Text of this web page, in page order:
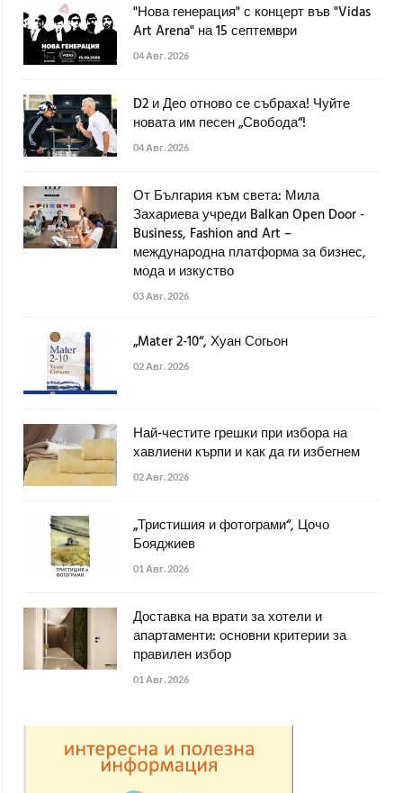
"Нова генерация" с концерт във "Vidas
Art Arena" на 15 септември
04 Авг. 2026
D2 и Део отново се събраха! Чуйте
новата им песен „Свобода“!
04 Авг. 2026
От България към света: Мила
Захариева учреди Balkan Open Door -
Business, Fashion and Art –
международна платформа за бизнес,
мода и изкуство
03 Авг. 2026
„Mater 2-10“, Хуан Согьон
02 Авг. 2026
Най-честите грешки при избора на
хавлиени кърпи и как да ги избегнем
02 Авг. 2026
„Тристишия и фотограми“, Цочо
Бояджиев
01 Авг. 2026
Доставка на врати за хотели и
апартаменти: основни критерии за
правилен избор
01 Авг. 2026